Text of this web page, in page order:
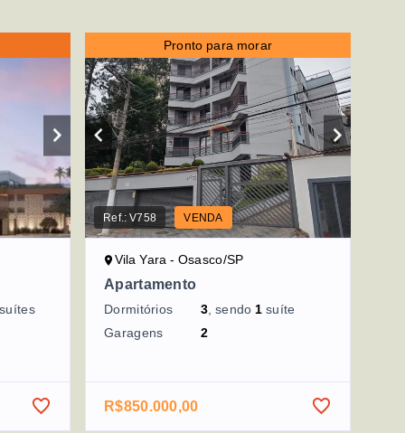
suítes
Pronto para morar
Ref.:V758 VENDA
Vila Yara - Osasco/SP
Apartamento
Dormitórios 3, sendo1 suíte
Garagens
2
R$850.000,00